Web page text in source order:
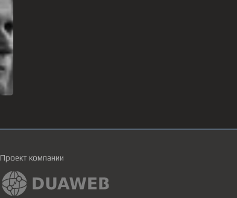
Проект компании